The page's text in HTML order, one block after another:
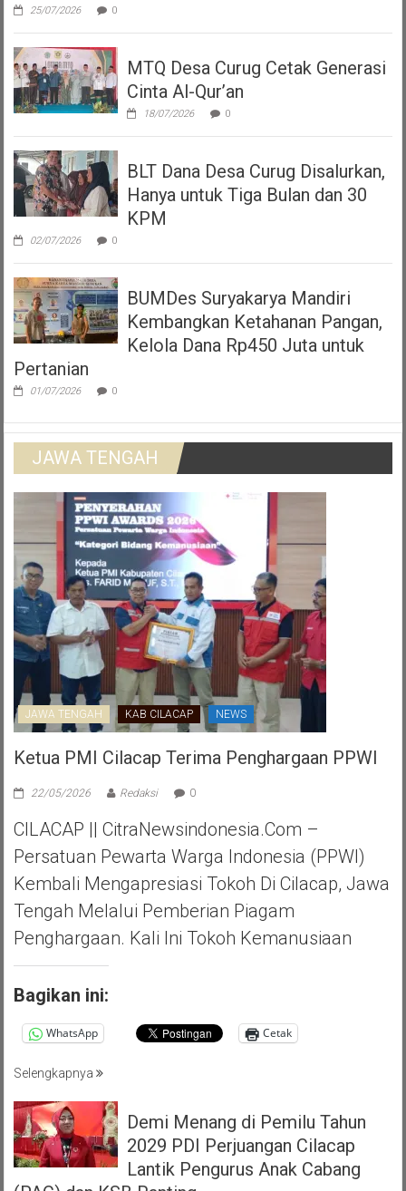
25/07/2026 0
MTQ Desa Curug Cetak Generasi
Cinta Al-Qur’an
18/07/2026 0
BLT Dana Desa Curug Disalurkan,
Hanya untuk Tiga Bulan dan 30
KPM
02/07/2026 0
BUMDes Suryakarya Mandiri
Kembangkan Ketahanan Pangan,
Kelola Dana Rp450 Juta untuk
Pertanian
01/07/2026 0
JAWA TENGAH
JAWA TENGAH KAB CILACAP NEWS
Ketua PMI Cilacap Terima Penghargaan PPWI
22/05/2026 Redaksi 0
CILACAP || CitraNewsindonesia.com –
Persatuan Pewarta Warga Indonesia (PPWI)
Kembali Mengapresiasi Tokoh Di Cilacap, Jawa
Tengah Melalui Pemberian Piagam
Penghargaan. Kali Ini Tokoh Kemanusiaan
Bagikan ini:
WhatsApp Cetak
Selengkapnya
Demi Menang di Pemilu Tahun
2029 PDI Perjuangan Cilacap
Lantik Pengurus Anak Cabang